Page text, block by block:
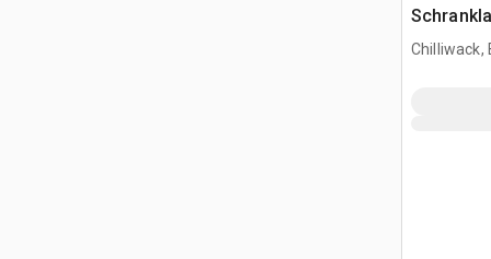
(Unused)
Chilliwack,